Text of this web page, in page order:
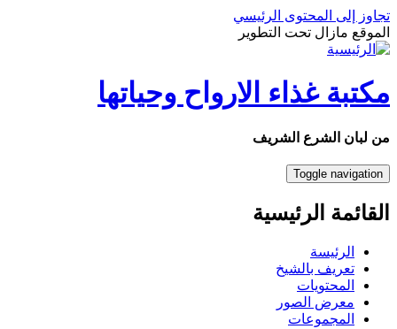
تجاوز إلى المحتوى الرئيسي
الموقع مازال تحت التطوير
مكتبة غذاء الارواح وحياتها
من لبان الشرع الشريف
Toggle navigation
القائمة الرئيسية
الرئيسة
تعريف بالشيخ
المحتويات
معرض الصور
المجموعات